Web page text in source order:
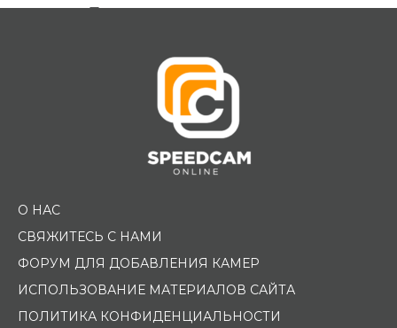
Помощь водителю
О НАС
СВЯЖИТЕСЬ С НАМИ
ФОРУМ ДЛЯ ДОБАВЛЕНИЯ КАМЕР
ИСПОЛЬЗОВАНИЕ МАТЕРИАЛОВ САЙТА
ПОЛИТИКА КОНФИДЕНЦИАЛЬНОСТИ